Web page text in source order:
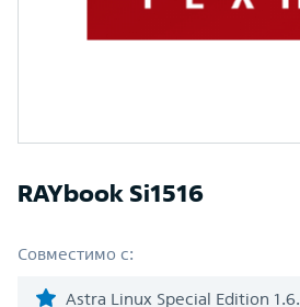
RAYbook Si1516
Совместимо с:
Astra Linux Special Edition